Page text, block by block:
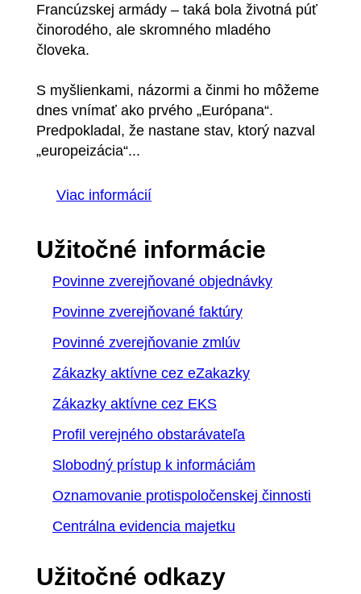
Francúzskej armády – taká bola životná púť
činorodého, ale skromného mladého
človeka.
S myšlienkami, názormi a činmi ho môžeme
dnes vnímať ako prvého „Európana“.
Predpokladal, že nastane stav, ktorý nazval
„europeizácia“...
Viac informácií
Užitočné informácie
Povinne zverejňované objednávky
Povinne zverejňované faktúry
Povinné zverejňovanie zmlúv
Zákazky aktívne cez eZakazky
Zákazky aktívne cez EKS
Profil verejného obstarávateľa
Slobodný prístup k informáciám
Oznamovanie protispoločenskej činnosti
Centrálna evidencia majetku
Užitočné odkazy